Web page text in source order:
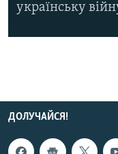
українську
ДОЛУЧАЙСЯ!